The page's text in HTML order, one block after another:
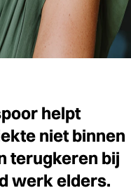
helpt
niet binnen
terugkeren bij
werk elders.